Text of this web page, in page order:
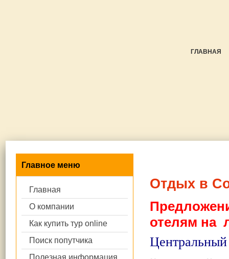
ГЛАВНАЯ
Главное меню
Главная
О компании
Как купить тур online
Поиск попутчика
Полезная информация
Отдых в
отелям на